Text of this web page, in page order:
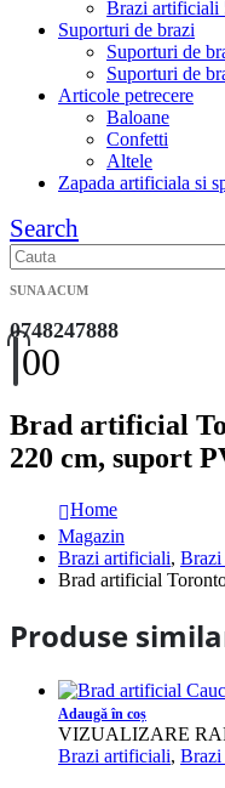
Brazi artificiali
Suporturi de brazi
Suporturi de
Suporturi de
Articole petrecere
Baloane
Confetti
Altele
Zapada artificiala si
Search
SUNA ACUM
0748247888
00
Brad artificial
220 cm, suport
Home
Magazin
Brazi artificiali, Brazi
Brad artificial
Produse
Adaugă în coș
VIZUALIZARE
Brazi artificiali, Brazi